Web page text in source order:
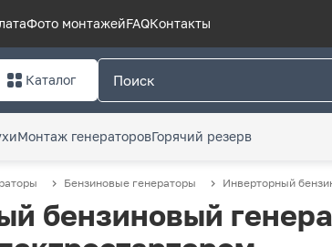
Фото монтажейFAQКонтакты
Каталог
Монтаж генераторовГорячий резерв
Бензиновые генераторы Инверторный
бензиновый